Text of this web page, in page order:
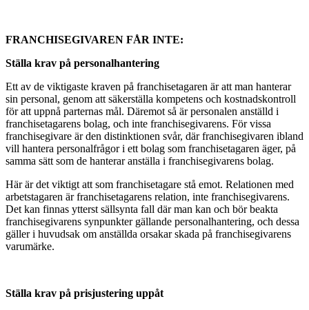
FRANCHISEGIVAREN FÅR INTE:
Ställa krav på personalhantering
Ett av de viktigaste kraven på franchisetagaren är att man hanterar
sin personal, genom att säkerställa kompetens och kostnadskontroll
för att uppnå parternas mål. Däremot så är personalen anställd i
franchisetagarens bolag, och inte franchisegivarens. För vissa
franchisegivare är den distinktionen svår, där franchisegivaren ibland
vill hantera personalfrågor i ett bolag som franchisetagaren äger, på
samma sätt som de hanterar anställa i franchisegivarens bolag.
Här är det viktigt att som franchisetagare stå emot. Relationen med
arbetstagaren är franchisetagarens relation, inte franchisegivarens.
Det kan finnas ytterst sällsynta fall där man kan och bör beakta
franchisegivarens synpunkter gällande personalhantering, och dessa
gäller i huvudsak om anställda orsakar skada på franchisegivarens
varumärke.
Ställa krav på prisjustering uppåt